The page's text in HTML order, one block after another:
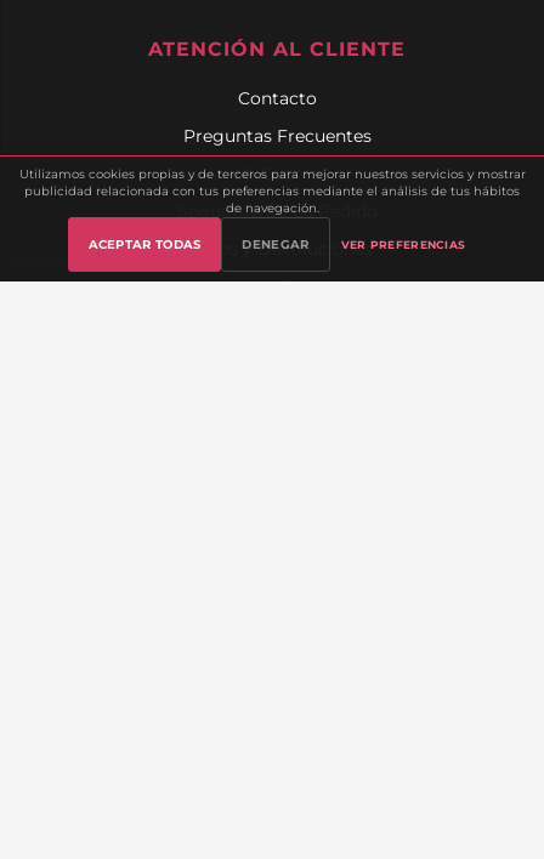
Utilizamos cookies propias y de terceros para mejorar nuestros servicios y mostrar
publicidad relacionada con tus preferencias mediante el análisis de tus hábitos
de navegación.
ACEPTAR TODAS DENEGAR VER PREFERENCIAS
ATENCIÓN AL CLIENTE
Contacto
Preguntas Frecuentes
Mi Cuenta
Seguimiento de Pedido
Envíos y Devoluciones
Lista de Deseos